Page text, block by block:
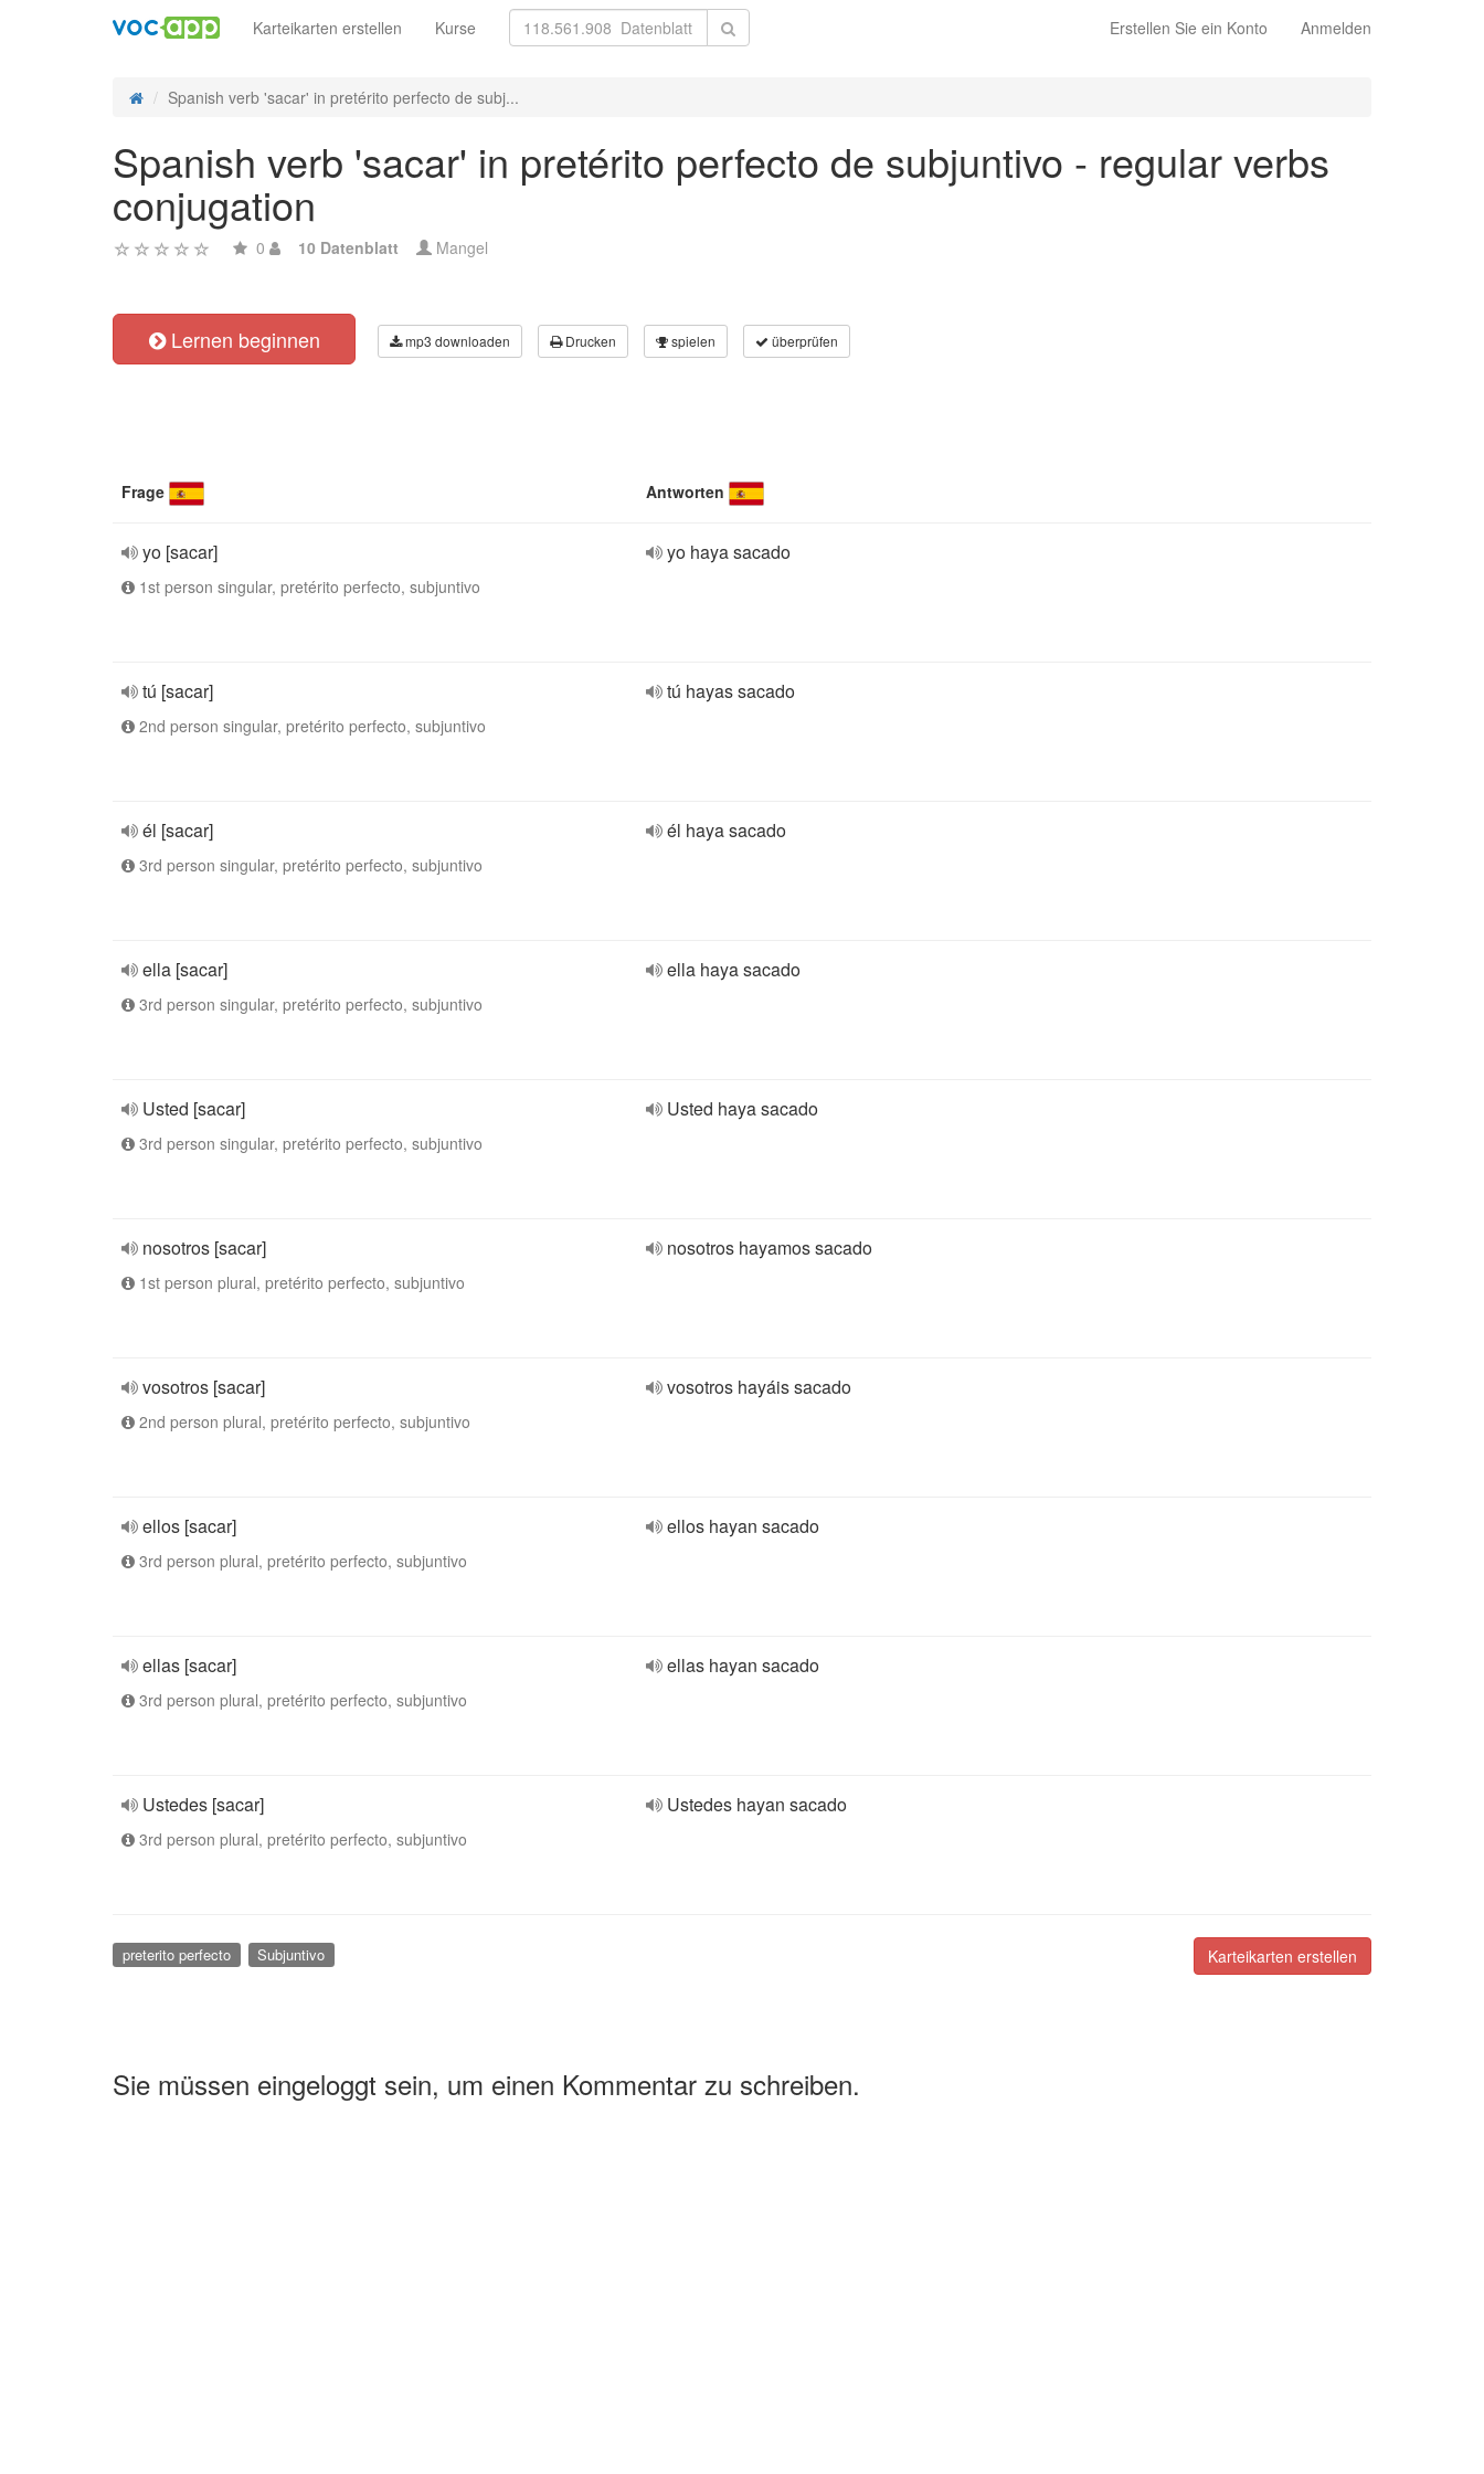
Erstellen Sie ein Konto Anmelden
Karteikarten erstellen Kurse
Spanish verb 'sacar' in pretérito perfecto de subj...
Spanish verb 'sacar' in pretérito perfecto de subjuntivo - regular verbs
conjugation
0 10 Datenblatt Mangel
Lernen beginnen mp3 downloaden Drucken spielen überprüfen
Frage Antworten
yo [sacar]
1st person singular, pretérito perfecto, subjuntivo
yo haya sacado
tú [sacar]
2nd person singular, pretérito perfecto, subjuntivo
tú hayas sacado
él [sacar]
3rd person singular, pretérito perfecto, subjuntivo
él haya sacado
ella [sacar]
3rd person singular, pretérito perfecto, subjuntivo
ella haya sacado
Usted [sacar]
3rd person singular, pretérito perfecto, subjuntivo
Usted haya sacado
nosotros [sacar]
1st person plural, pretérito perfecto, subjuntivo
nosotros hayamos sacado
vosotros [sacar]
2nd person plural, pretérito perfecto, subjuntivo
vosotros hayáis sacado
ellos [sacar]
3rd person plural, pretérito perfecto, subjuntivo
ellos hayan sacado
ellas [sacar]
3rd person plural, pretérito perfecto, subjuntivo
ellas hayan sacado
Ustedes [sacar]
3rd person plural, pretérito perfecto, subjuntivo
Ustedes hayan sacado
Karteikarten erstellen
preterito perfecto Subjuntivo
Sie müssen eingeloggt sein, um einen Kommentar zu schreiben.